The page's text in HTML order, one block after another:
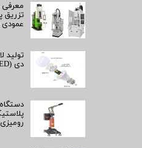
معرفی
تزریق
عمودی
تولید
دی (LED)
رومیزی